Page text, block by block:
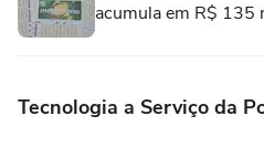
acumula em R$ 135
Tecnologia a Serviço da